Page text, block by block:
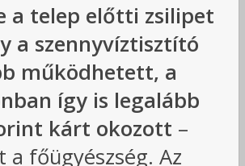
a telep előtti zsilipet
a szennyvíztisztító
működhetett, a
így is legalább
kárt okozott –
főügyészség. Az